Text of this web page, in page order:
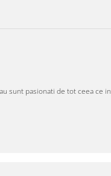
sunt pasionati de tot ceea ce